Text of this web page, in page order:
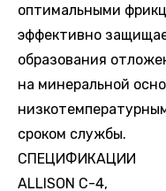
оптимальными
эффективно
образования
на минеральной
сроком службы.
СПЕЦИФИКАЦИИ
ALLISON C-4,